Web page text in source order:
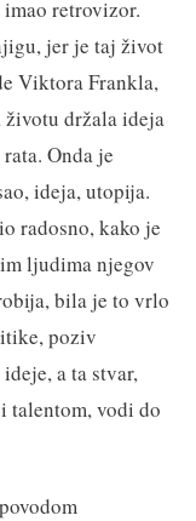
retrovizor.
jer je taj život
Viktora Frankla,
držala ideja
Onda je
ideja, utopija.
radosno, kako je
ljudima njegov
bila je to vrlo
poziv
a ta stvar,
talentom, vodi do